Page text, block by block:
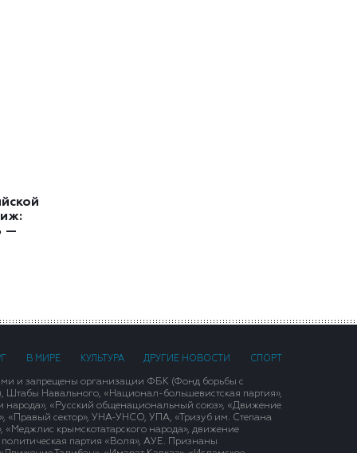
—
В МИРЕ КУЛЬТУРА ДРУГИЕ НОВОСТИ СПОРТ
и запрещены организации ФБК (Фонд борьбы с
Штабы Навального, «Национал-большевистская партия»,
народа», «Русский общенациональный союз», «Движение
«Правый сектор», УНА-УНСО, УПА, «Тризуб им. Степана
крымскотатарского народа», движение
политическая партия «Воля», АУЕ. Признаны